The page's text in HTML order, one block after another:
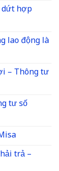
hợp
lao động là
– Thông tư
tư số
trả –